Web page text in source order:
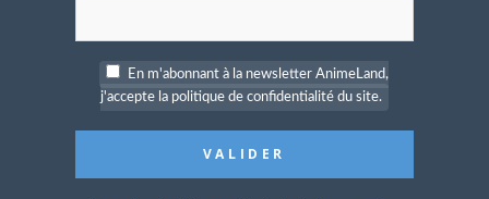
5 AOÛT 2026 0
L’AnimeLand Hors-Série
En m'abonnant à la newsletter AnimeLand,
j'accepte la politique de confidentialité du site.